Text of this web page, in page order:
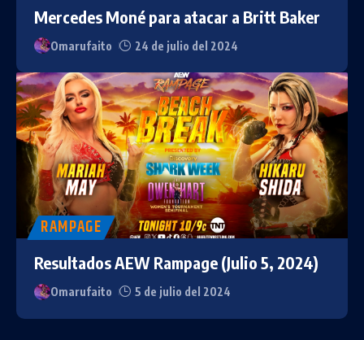
Mercedes Moné para atacar a Britt Baker
Omarufaito 24 de julio del 2024
RAMPAGE
Resultados AEW Rampage (Julio 5, 2024)
Omarufaito 5 de julio del 2024